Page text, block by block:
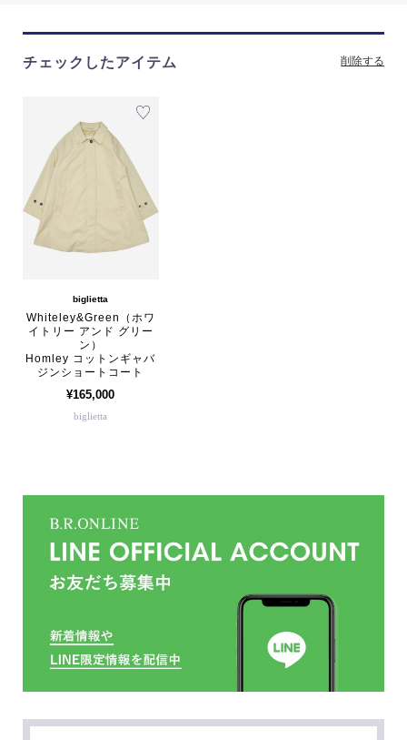
チェックしたアイテム 削除する
biglietta
Whiteley&Green（ホワ
イトリー アンド グリー
ン）
Homley コットンギャバ
ジンショートコート
¥165,000
biglietta